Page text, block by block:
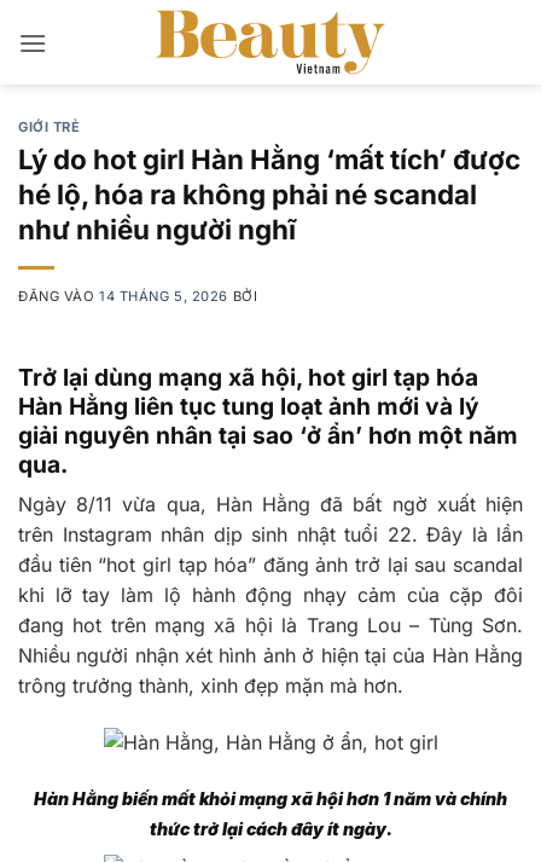
qua
GIỚI TRẺ
Lý do hot girl Hàn Hằng ‘mất tích’ được
hé lộ, hóa ra không phải né scandal
như nhiều người nghĩ
ĐĂNG VÀO14 THÁNG 5, 2026 BỞI
Trở lại dùng mạng xã hội, hot girl tạp hóa
Hàn Hằng liên tục tung loạt ảnh mới và lý
giải nguyên nhân tại sao ‘ở ẩn’ hơn một năm
qua.
Ngày 8/11 vừa qua, Hàn Hằng đã bất ngờ xuất hiện
trên Instagram nhân dịp sinh nhật tuổi 22. Đây là lần
đầu tiên “hot girl tạp hóa” đăng ảnh trở lại sau scandal
khi lỡ tay làm lộ hành động nhạy cảm của cặp đôi
đang hot trên mạng xã hội là Trang Lou – Tùng Sơn.
Nhiều người nhận xét hình ảnh ở hiện tại của Hàn Hằng
trông trưởng thành, xinh đẹp mặn mà hơn.
Hàn Hằng biến mất khỏi mạng xã hội hơn 1 năm và chính
thức trở lại cách đây ít ngày.